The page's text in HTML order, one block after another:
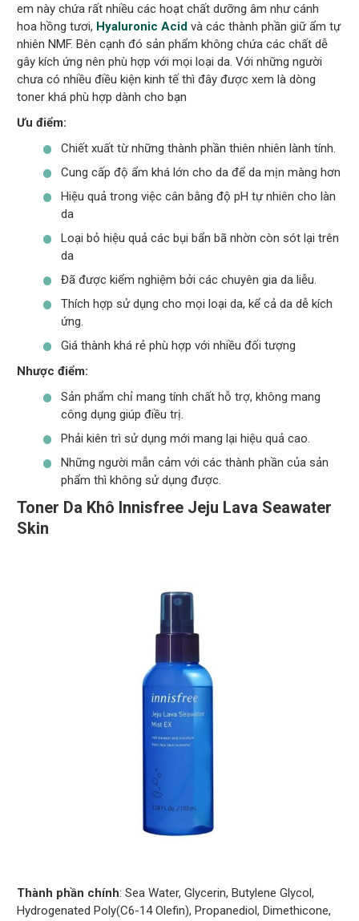
em này chứa rất nhiều các hoạt chất dưỡng âm như cánh
hoa hồng tươi, Hyaluronic Acid và các thành phần giữ ẩm tự
nhiên NMF. Bên cạnh đó sản phẩm không chứa các chất dễ
gây kích ứng nên phù hợp với mọi loại da. Với những người
chưa có nhiều điều kiện kinh tế thì đây được xem là dòng
toner khá phù hợp dành cho bạn
Ưu điểm:
Chiết xuất từ những thành phần thiên nhiên lành tính.
Cung cấp độ ẩm khá lớn cho da để da mịn màng hơn
Hiệu quả trong việc cân bằng độ pH tự nhiên cho làn
da
Loại bỏ hiệu quả các bụi bẩn bã nhờn còn sót lại trên
da
Đã được kiểm nghiệm bởi các chuyên gia da liễu.
Thích hợp sử dụng cho mọi loại da, kể cả da dễ kích
ứng.
Giá thành khá rẻ phù hợp với nhiều đối tượng
Nhược điểm:
Sản phẩm chỉ mang tính chất hỗ trợ, không mang
công dụng giúp điều trị.
Phải kiên trì sử dụng mới mang lại hiệu quả cao.
Những người mẫn cảm với các thành phần của sản
phẩm thì không sử dụng được.
Toner Da Khô Innisfree Jeju Lava Seawater
Skin
Thành phần chính: Sea Water, Glycerin, Butylene Glycol,
Hydrogenated Poly(C6-14 Olefin), Propanediol, Dimethicone,